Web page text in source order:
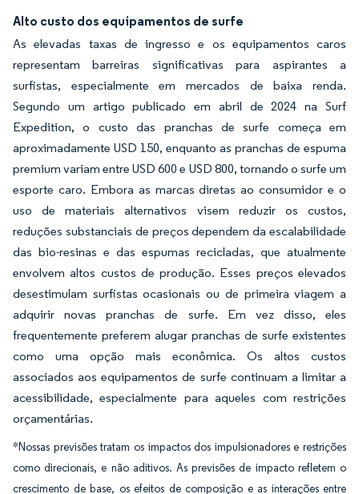
Alto custo dos equipamentos de surfe
As elevadas taxas de ingresso e os equipamentos caros
representam barreiras significativas para aspirantes a
surfistas, especialmente em mercados de baixa renda.
Segundo um artigo publicado em abril de 2024 na Surf
Expedition, o custo das pranchas de surfe começa em
aproximadamente USD 150, enquanto as pranchas de espuma
premium variam entre USD 600 e USD 800, tornando o surfe um
esporte caro. Embora as marcas diretas ao consumidor e o
uso de materiais alternativos visem reduzir os custos,
reduções substanciais de preços dependem da escalabilidade
das bio-resinas e das espumas recicladas, que atualmente
envolvem altos custos de produção. Esses preços elevados
desestimulam surfistas ocasionais ou de primeira viagem a
adquirir novas pranchas de surfe. Em vez disso, eles
frequentemente preferem alugar pranchas de surfe existentes
como uma opção mais econômica. Os altos custos
associados aos equipamentos de surfe continuam a limitar a
acessibilidade, especialmente para aqueles com restrições
orçamentárias.
*Nossas previsões tratam os impactos dos impulsionadores e restrições
como direcionais, e não aditivos. As previsões de impacto refletem o
crescimento de base, os efeitos de composição e as interações entre